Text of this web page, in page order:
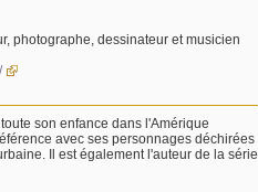
photographe, dessinateur et musicien
son enfance dans l'Amérique
avec ses personnages déchirées
Il est également l'auteur de la série